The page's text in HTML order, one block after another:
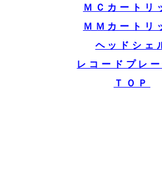
ＭＣカートリ
ＭＭカートリ
ヘッドシェ
レコードプレ
ＴＯＰ